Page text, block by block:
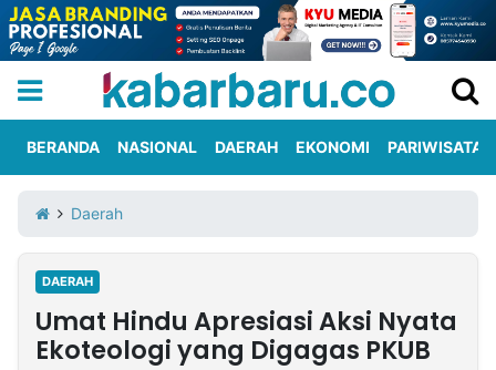
Iklan
Berita
Kami
Nasional
International
Olahraga
Entertainment
Daerah
Pariwisata
Kuliner
Kolom
BERANDA NASIONAL DAERAH EKONOMI PARIWISATA
Daerah
DAERAH
Umat Hindu Apresiasi Aksi Nyata
Ekoteologi yang Digagas PKUB